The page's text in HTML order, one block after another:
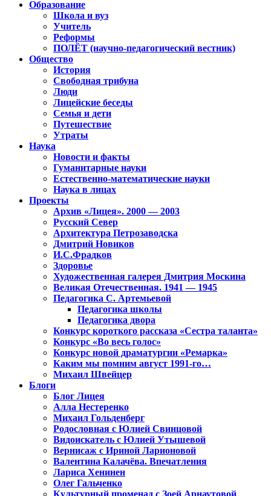
Образование
Школа и вуз
Учитель
Реформы
ПОЛЁТ (научно-педагогический вестник)
Общество
История
Свободная трибуна
Люди
Лицейские беседы
Семья и дети
Путешествие
Утраты
Наука
Новости и факты
Гуманитарные науки
Естественно-математические науки
Наука в лицах
Проекты
Архив «Лицея». 2000 — 2003
Русский Север
Архитектура Петрозаводска
Дмитрий Новиков
И.С.Фрадков
Здоровье
Художественная галерея Дмитрия Москина
Великая Отечественная. 1941 — 1945
Педагогика С. Артемьевой
Педагогика школы
Педагогика двора
Конкурс короткого рассказа «Сестра таланта»
Конкурс «Во весь голос»
Конкурс новой драматургии «Ремарка»
Каким мы помним август 1991-го…
Михаил Швейцер
Блоги
Блог Лицея
Алла Нестеренко
Михаил Гольденберг
Родословная с Юлией Свинцовой
Видоискатель с Юлией Утышевой
Вернисаж с Ириной Ларионовой
Валентина Калачёва. Впечатления
Лариса Хенинен
Олег Гальченко